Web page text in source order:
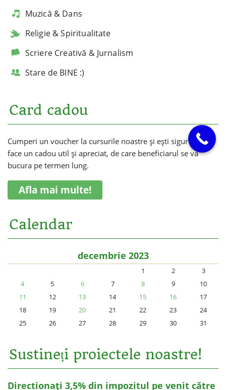
Muzică & Dans
Religie & Spiritualitate
Scriere Creativă & Jurnalism
Stare de BINE :)
Card cadou
Cumperi un voucher la cursurile noastre și ești sigur că vei
face un cadou util și apreciat, de care beneficiarul se va
bucura pe termen lung.
Afla mai multe!
Calendar
decembrie 2023
1 2
3
4
5 6 7 8 9
10
11
12 13 14 15 16
17
18
19 20 21 22 23
24
25
26 27 28 29 30 31
Sustineți proiectele noastre!
Directionați 3,5% din impozitul pe venit către